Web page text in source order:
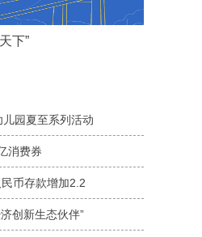
下”
园夏至系列活动
消费券
币存款增加2.2
创新生态伙伴”